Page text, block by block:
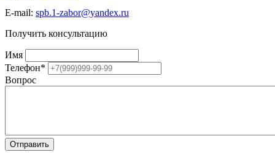
E-mail: spb.1-zabor@yandex.ru
Получить консультацию
Имя
Телефон*
Вопрос